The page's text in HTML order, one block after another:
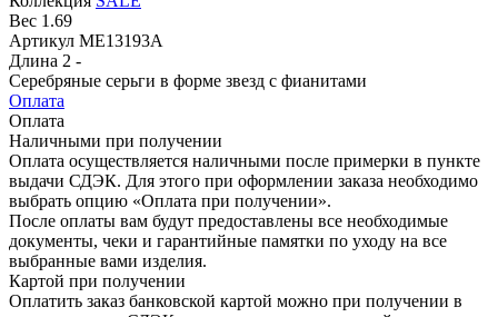
Вес 1.69
Артикул ME13193A
Длина 2 -
Серебряные серьги в форме звезд с фианитами
Оплата
Оплата
Наличными при получении
Оплата осуществляется наличными после примерки в пункте
выдачи СДЭК. Для этого при оформлении заказа необходимо
выбрать опцию «Оплата при получении».
После оплаты вам будут предоставлены все необходимые
документы, чеки и гарантийные памятки по уходу на все
выбранные вами изделия.
Картой при получении
Оплатить заказ банковской картой можно при получении в